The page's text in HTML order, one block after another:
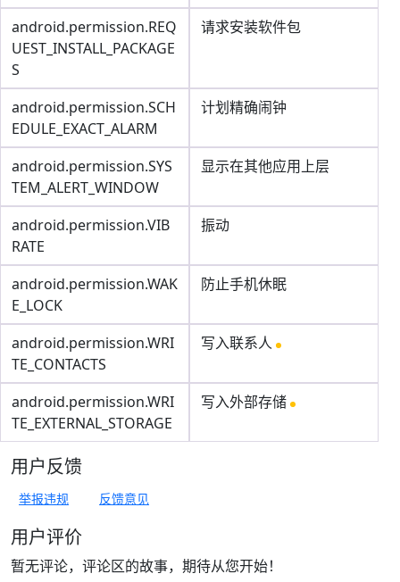
android.permission.REQ
UEST_INSTALL_PACKAGE
S
请求安装软件包
android.permission.SCH
EDULE_EXACT_ALARM
计划精确闹钟
android.permission.SYS
TEM_ALERT_WINDOW
显示在其他应用上层
android.permission.VIB
RATE
振动
android.permission.WAK
E_LOCK
防止手机休眠
android.permission.WRI
TE_CONTACTS
写入联系人
android.permission.WRI
TE_EXTERNAL_STORAGE
写入外部存储
用户反馈
举报违规 反馈意见
用户评价
暂无评论，评论区的故事，期待从您开始！